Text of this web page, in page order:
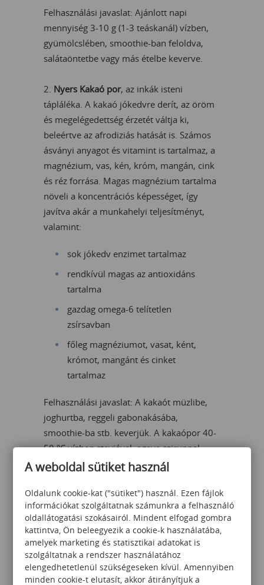
Felhasználási javaslat: Ajánlott napi
mennyiség 3-10 g (1-3 teáskanál) vízben,
gyümölcslében, smoothie-ban feloldva,
salátaöntetbe vagy más ételbe keverve.
2. Nyers Kakaó por, az inkák isteni
tápláléka. A kakaó jókedvre derít, az öröm
és megelégedettség érzetét váltja ki,
beleértve az afrodiziás hatását is. Számos
ásványi anyagot és vitamint is tartalmaz, a
magnézium, vas, kén, króm, mangán, cink
és réz forrása. Magas magnézium tartalma
növeli a koncentrációs képességet, így
javítva akár a munkahelyi teljesítményt,
valamint:
sok jókedv enzimet tartalmaz
rendkívül magas az antioxidáns
tartalma
gazdag omega-6 telítetlen
zsírsavban
főleg magnéziumot, vasat, ként,
krómot, mangánt és cinket
tartalmaz
Felhasználási javaslat: A kakaót müzlibe,
joghurtba, reggeli gabonakásába,
smoothie-ba stb. keverjük. A kakaópor 40-
50 °C vízben steviával, agave sziruppal
tökéletes kávéhelyettesítő.
3.Chia mag, az igazi szuperétel. Sokan az
egyik legegészségesebb tápláléknak tartják,
hiszen tele van olyan tápanyagokkal
(elsősorban omega-3 zsírsavakkal), melyek
jótékonyan hatnak az egészségünkre:
nyugtatja az idegrendszert
A weboldal sütiket használ
Oldalunk cookie-kat ("sütiket") használ. Ezen fájlok
információkat szolgáltatnak számunkra a felhasználó
oldallátogatási szokásairól. Mindent elfogad gombra
kattintva, Ön beleegyezik a cookie-k használatába,
amelyek marketing és statisztikai adatokat is
szolgáltatnak a rendszer használatához
elengedhetetlenül szükségeseken kívül. Amennyiben
minden cookie-t elutasít, akkor átirányítjuk a